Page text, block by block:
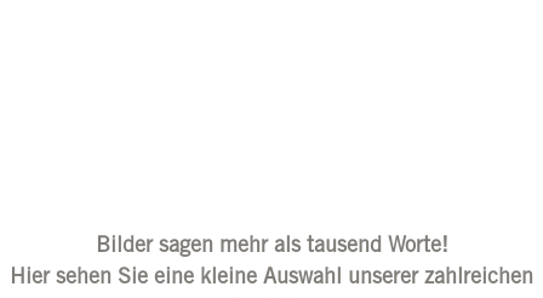
Bilder sagen mehr als tausend Worte!
Hier sehen Sie eine kleine Auswahl unserer zahlreichen